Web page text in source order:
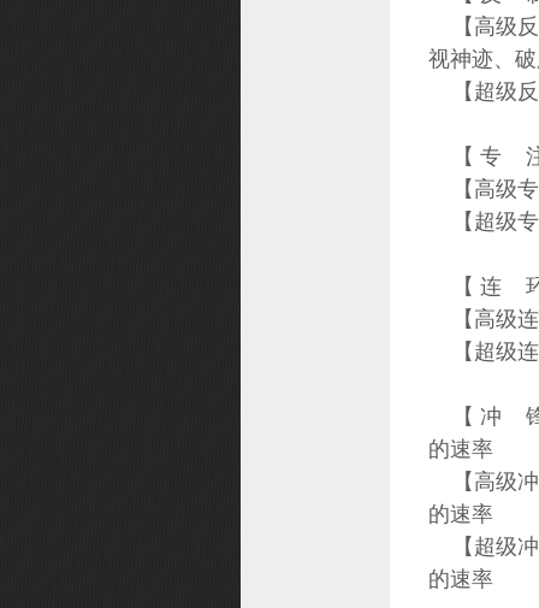
【高级反
视神迹、
【超级反
【 专 注
【高级专
【超级专
【 连 环
【高级连
【超级连
【 冲 锋
的速率
【高级冲
的速率
【超级冲
的速率